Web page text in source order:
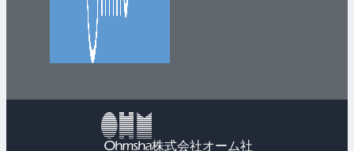
株式会社オーム社